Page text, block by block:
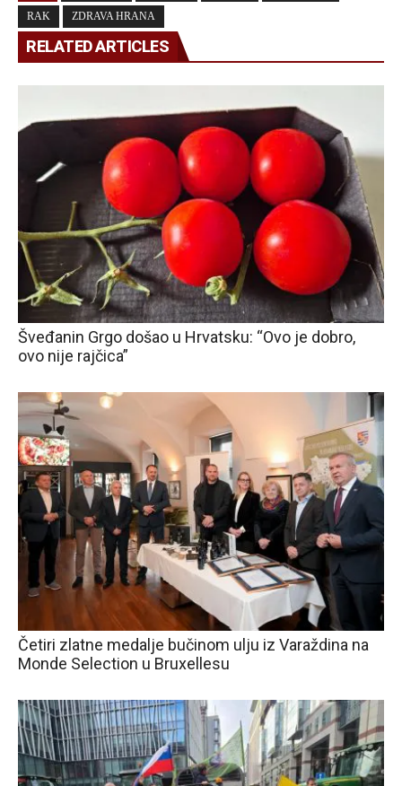
RAK ZDRAVA HRANA
RELATED ARTICLES
Šveđanin Grgo došao u Hrvatsku: “Ovo je dobro,
ovo nije rajčica”
Četiri zlatne medalje bučinom ulju iz Varaždina na
Monde Selection u Bruxellesu